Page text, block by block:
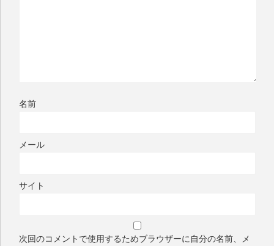
名前
メール
サイト
次回のコメントで使用するためブラウザーに自分の名前、メ